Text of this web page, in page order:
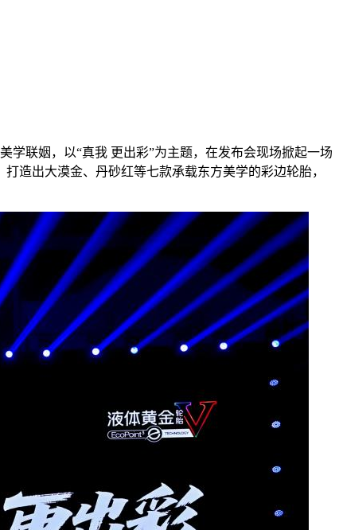
联姻，以“真我 更出彩”为主题，在发布会现场掀起一场
造出大漠金、丹砂红等七款承载东方美学的彩边轮胎，